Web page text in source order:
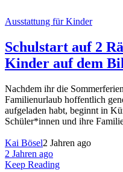
Ausstattung für Kinder
Schulstart auf 2
Kinder auf dem
Nachdem ihr die
Familienurlaub hoffentlich
aufgeladen habt, beginnt in
Schüler*innen und ihre
Kai Bösel2 Jahren ago
2 Jahren ago
Keep Reading